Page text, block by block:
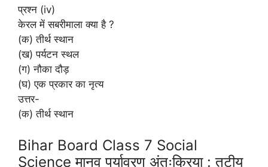
प्रश्न (iv)
केरल में सबरीमाला क्या है ?
(क) तीर्थ स्थान
(ख) पर्यटन स्थल
(ग) नौका दौड़
(घ) एक प्रकार का नृत्य
उत्तर-
(क) तीर्थ स्थान
Bihar Board Class 7 Social
Science मानव पर्यावरण अंतःक्रिया : तटीय